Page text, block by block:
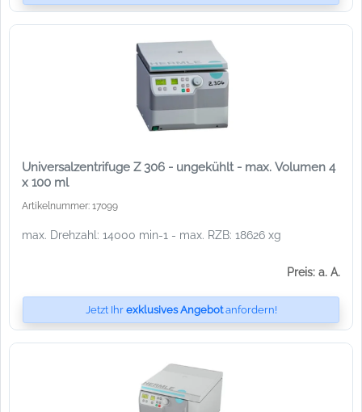
Universalzentrifuge Z 306 - ungekühlt - max. Volumen 4
x 100 ml
Artikelnummer: 17099
max. Drehzahl: 14000 min-1 - max. RZB: 18626 xg
Preis: a. A.
Jetzt Ihr exklusives Angebotanfordern!